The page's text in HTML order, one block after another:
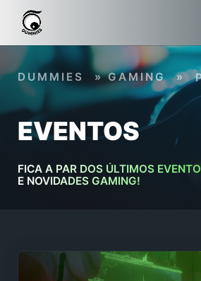
Skip to main content
EVENTOS
FICA A PAR DOS ÚLTIMOS
E NOVIDADES GAMING!
DUMMIES » GAMING »